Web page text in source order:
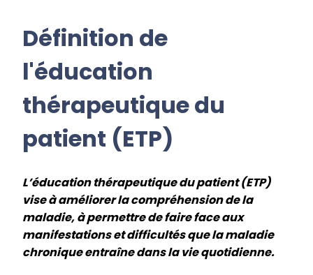
Définition de
l'éducation
thérapeutique du
patient (ETP)
L’éducation thérapeutique du patient (ETP)
vise à améliorer la compréhension de la
maladie, à permettre de faire face aux
manifestations et difficultés que la maladie
chronique entraîne dans la vie quotidienne.